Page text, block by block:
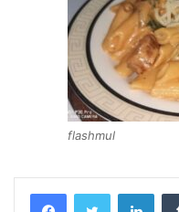
flashmul